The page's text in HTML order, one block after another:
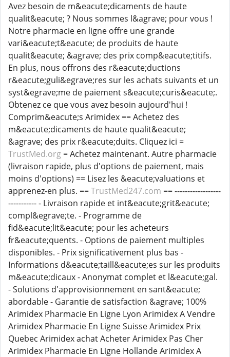
Avez besoin de m&eacute;dicaments de haute
qualit&eacute; ? Nous sommes l&agrave; pour vous !
Notre pharmacie en ligne offre une grande
vari&eacute;t&eacute; de produits de haute
qualit&eacute; &agrave; des prix comp&eacute;titifs.
En plus, nous offrons des r&eacute;ductions
r&eacute;guli&egrave;res sur les achats suivants et un
syst&egrave;me de paiement s&eacute;curis&eacute;.
Obtenez ce que vous avez besoin aujourd'hui !
Comprim&eacute;s Arimidex == Achetez des
m&eacute;dicaments de haute qualit&eacute;
&agrave; des prix r&eacute;duits. Cliquez ici =
TrustMed.org = Achetez maintenant. Autre pharmacie
(livraison rapide, plus d'options de paiement, mais
moins d'options) == Lisez les &eacute;valuations et
apprenez-en plus. ==TrustMed247.com == ------------------
----------- - Livraison rapide et int&eacute;grit&eacute;
compl&egrave;te. - Programme de
fid&eacute;lit&eacute; pour les acheteurs
fr&eacute;quents. - Options de paiement multiples
disponibles. - Prix significativement plus bas -
Informations d&eacute;taill&eacute;es sur les produits
m&eacute;dicaux - Anonymat complet et l&eacute;gal.
- Solutions d'approvisionnement en sant&eacute;
abordable - Garantie de satisfaction &agrave; 100%
Arimidex Pharmacie En Ligne Lyon Arimidex A Vendre
Arimidex Pharmacie En Ligne Suisse Arimidex Prix
Quebec Arimidex achat Acheter Arimidex Pas Cher
Arimidex Pharmacie En Ligne Hollande Arimidex A